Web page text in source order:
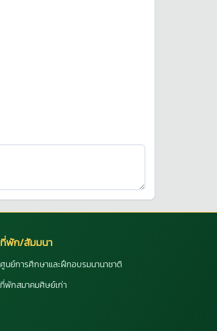
ที่พัก/สัมมนา
ศูนย์การศึกษาและฝึกอบรมนานาชาติ
ที่พักสมาคมศิษย์เก่า